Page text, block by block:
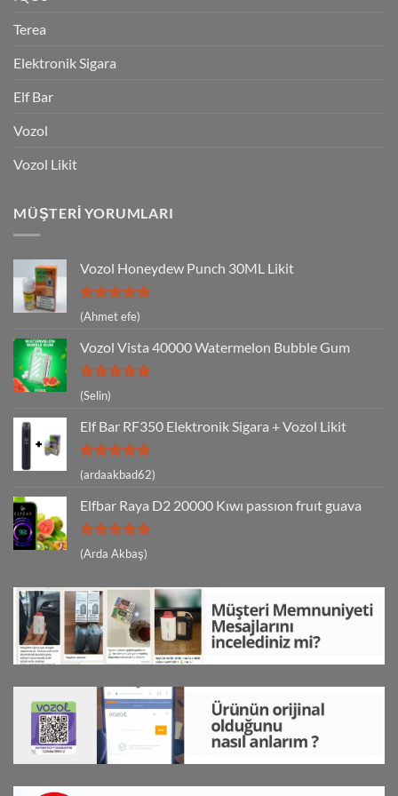
Terea
Elektronik Sigara
Elf Bar
Vozol
Vozol Likit
MÜŞTERI YORUMLARI
Vozol Honeydew Punch 30ML Likit
5 üzerinden
5
(Ahmet efe)
Vozol Vista 40000 Watermelon Bubble Gum
5 üzerinden
5
oy aldı
(Selin)
Elf Bar RF350 Elektronik Sigara + Vozol Likit
5 üzerinden
5
(ardaakbad62)
Elfbar Raya D2 20000 Kıwı passıon fruıt guava
5 üzerinden
5
(Arda Akbaş)